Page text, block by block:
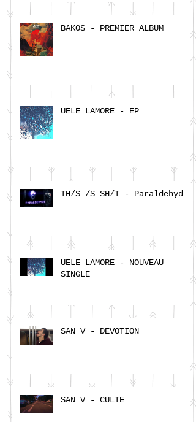
BAKOS - PREMIER ALBUM
UELE LAMORE - EP
TH/S /S SH/T - Paraldehyde
UELE LAMORE - NOUVEAU
SINGLE
SAN V - DEVOTION
SAN V - CULTE